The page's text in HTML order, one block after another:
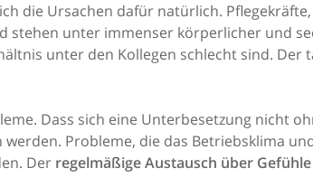
die Ursachen dafür natürlich.
stehen unter immenser körperlicher und
unter den Kollegen schlecht sind.
Dass sich eine Unterbesetzung nicht
Probleme, die das Betriebsklima
Der regelmäßige Austausch über Gefühle